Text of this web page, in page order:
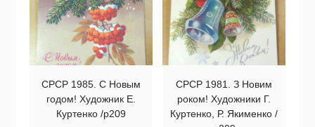
СРСР 1985. С Новым
годом! Художник Е.
Куртенко /р209
СРСР 1981. З Новим
роком! Художники Г.
Куртенко, Р. Якименко /